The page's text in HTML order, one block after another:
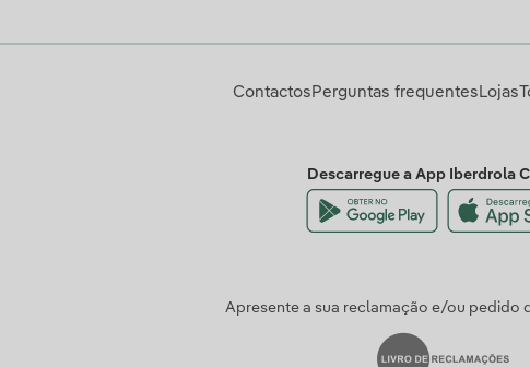
Contactos Perguntas frequentes Lojas
Descarregue a App Iberdrola
Apresente a sua reclamação e/ou pedido